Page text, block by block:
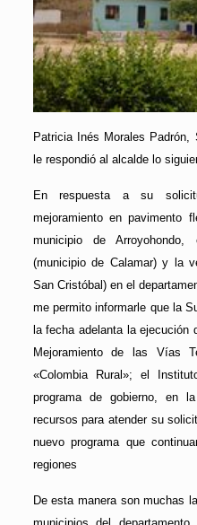
Patricia Inés Morales Padrón,
le respondió al alcalde lo
En respuesta a su
mejoramiento en pavimento
municipio de
(municipio de Calamar) y la
San Cristóbal) en el
me permito informarle que la
la fecha adelanta la ejecución
Mejoramiento de las Vías
«Colombia Rural»; el
programa de gobierno, en
recursos para atender su
nuevo programa que
regiones
De esta manera son muchas